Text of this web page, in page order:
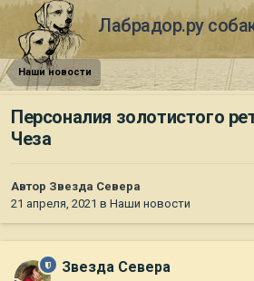
Лабрадор.ру
Наши новости
Персоналия золотистого
Чеза
Автор Звезда Севера
21 апреля, 2021 в Наши новости
Звезда Севера